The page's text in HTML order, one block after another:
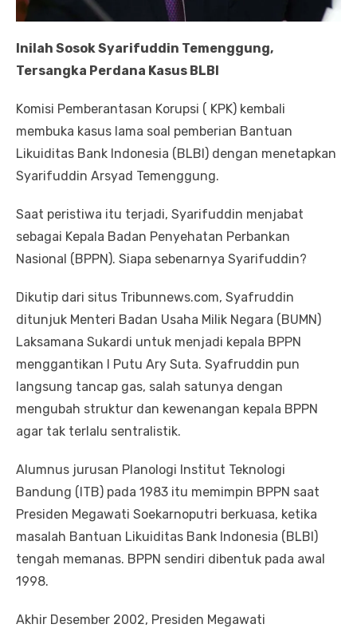
Inilah Sosok Syarifuddin Temenggung,
Tersangka Perdana Kasus BLBI
Komisi Pemberantasan Korupsi ( KPK) kembali
membuka kasus lama soal pemberian Bantuan
Likuiditas Bank Indonesia (BLBI) dengan menetapkan
Syarifuddin Arsyad Temenggung.
Saat peristiwa itu terjadi, Syarifuddin menjabat
sebagai Kepala Badan Penyehatan Perbankan
Nasional (BPPN). Siapa sebenarnya Syarifuddin?
Dikutip dari situs Tribunnews.com, Syafruddin
ditunjuk Menteri Badan Usaha Milik Negara (BUMN)
Laksamana Sukardi untuk menjadi kepala BPPN
menggantikan I Putu Ary Suta. Syafruddin pun
langsung tancap gas, salah satunya dengan
mengubah struktur dan kewenangan kepala BPPN
agar tak terlalu sentralistik.
Alumnus jurusan Planologi Institut Teknologi
Bandung (ITB) pada 1983 itu memimpin BPPN saat
Presiden Megawati Soekarnoputri berkuasa, ketika
masalah Bantuan Likuiditas Bank Indonesia (BLBI)
tengah memanas. BPPN sendiri dibentuk pada awal
1998.
Akhir Desember 2002, Presiden Megawati